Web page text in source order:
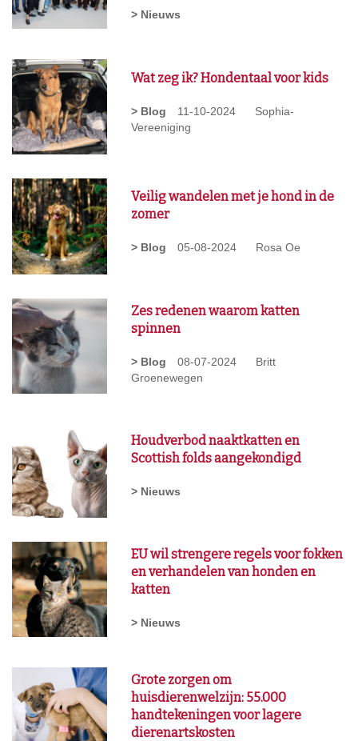
> Nieuws
> Blog 11-10-2024
Sophia-
Vereeniging
Wat zeg ik? Hondentaal voor kids
> Blog 05-08-2024 Rosa Oe
Veilig wandelen met je hond in de
zomer
> Blog 08-07-2024
Britt
Groenewegen
Zes redenen waarom katten
spinnen
> Nieuws
Houdverbod naaktkatten en
Scottish folds aangekondigd
> Nieuws
EU wil strengere regels voor fokken
en verhandelen van honden en
katten
Grote zorgen om
huisdierenwelzijn: 55.000
handtekeningen voor lagere
dierenartskosten